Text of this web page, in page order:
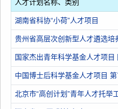
人才计划名称、类别
湖南省科协“小荷”人才项目
贵州省高层次创新型人才遴选培
国家杰出青年科学基金人才项
中国博士后科学基金人才项目
北京市“高创计划”青年人才托举